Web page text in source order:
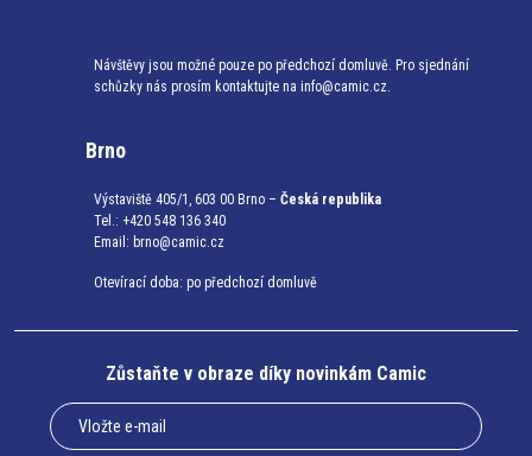
Návštěvy jsou možné pouze po předchozí domluvě. Pro sjednání
schůzky nás prosím kontaktujte na info@camic.cz.
Brno
Výstaviště 405/1, 603 00 Brno – Česká republika
Tel.: +420 548 136 340
Email: brno@camic.cz
Otevírací doba: po předchozí domluvě
Zůstaňte v obraze díky novinkám Camic